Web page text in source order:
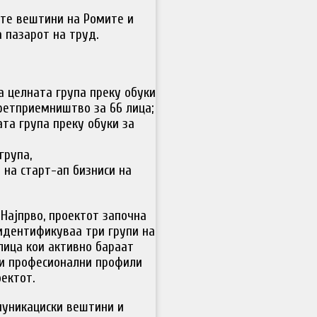
вештини на Ромите и
пазарот на труд.
група преку обуки
за 66 лица;
група преку обуки за
старт-ап бизниси на
проектот започна
три групи на
кои активно бараат
професионални профили
вештини и